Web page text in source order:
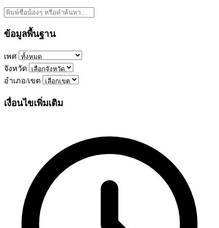
ข้อมูลพื้นฐาน
เพศ
จังหวัด
อำเภอ/เขต
เงื่อนไขเพิ่มเติม